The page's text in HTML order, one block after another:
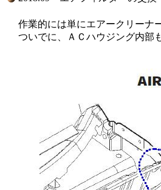
作業的には単にエアークリーナ
ついでに、ＡＣハウジング内部